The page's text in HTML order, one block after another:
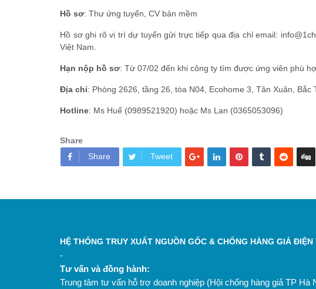
Hồ sơ: Thư ứng tuyển, CV bản mềm
Hồ sơ ghi rõ vị trí dự tuyển gửi trực tiếp qua địa chỉ email:
Việt Nam.
Hạn nộp hồ sơ: Từ 07/02 đến khi công ty tìm được ứng viên phù
Địa chỉ: Phòng 2626, tầng 26, tòa N04, Ecohome 3, Tân Xuân, Bắc
Hotline: Ms Huế (0989521920) hoặc Ms Lan (0365053096)
Share
Share
Tweet
HỆ THỐNG TRUY XUẤT NGUỒN GỐC & CHỐNG HÀNG GIẢ
-
Tư vấn và đồng hành:
Trung tâm tư vấn hỗ trợ doanh nghiệp (Hội chống hàng giả TP Hà